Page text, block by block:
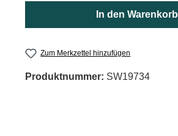
In den Warenkorb
Zum Merkzettel hinzufügen
Produktnummer: SW19734